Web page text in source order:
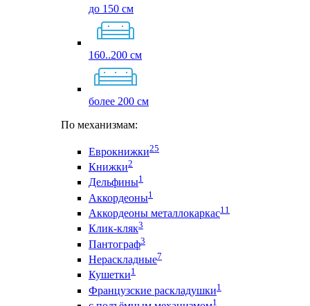
до 150 см
160..200 см
более 200 см
По механизмам:
Еврокнижки25
Книжки2
Дельфины1
Аккордеоны1
Аккордеоны металлокаркас11
Клик-кляк3
Пантограф3
Нераскладные7
Кушетки1
Французские раскладушки1
1